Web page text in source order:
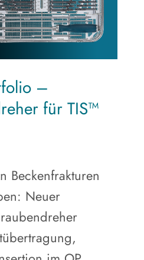
–
für TIS™
Beckenfrakturen
Neuer